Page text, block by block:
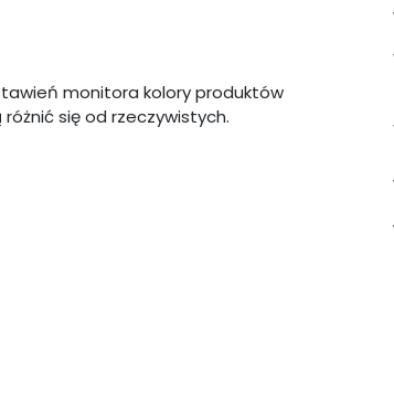
monitora kolory produktów
się od rzeczywistych.